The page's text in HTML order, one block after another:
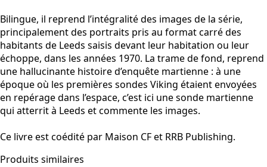
Bilingue, il reprend l’intégralité des images de la série,
principalement des portraits pris au format carré des
habitants de Leeds saisis devant leur habitation ou leur
échoppe, dans les années 1970. La trame de fond, reprend
une hallucinante histoire d’enquête martienne : à une
époque où les premières sondes Viking étaient envoyées
en repérage dans l’espace, c’est ici une sonde martienne
qui atterrit à Leeds et commente les images.
Ce livre est coédité par Maison CF et RRB Publishing.
Produits similaires